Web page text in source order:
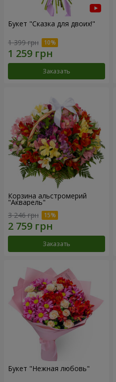
Букет "Сказка для двоих!"
1 399 грн
Заказать
Корзина альстромерий
"Акварель"
3 246 грн
Заказать
Букет "Нежная любовь"